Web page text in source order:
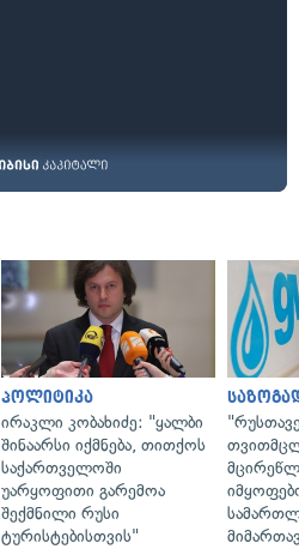
პოლიტიკა
ირაკლი კობახიძე: "ყალბი
შინაარსი იქმნება, თითქოს
საქართველოში
უარყოფითი გარემოა
შექმნილი რუსი
ტურისტებისთვის"